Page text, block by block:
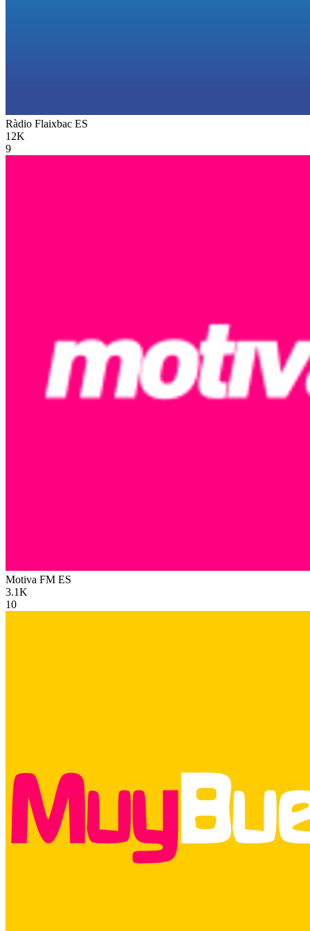
Ràdio Flaixbac ES
12K
9
Motiva FM ES
3.1K
10